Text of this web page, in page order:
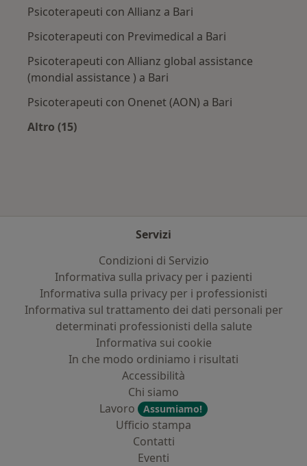
Psicoterapeuti con Allianz a Bari
Psicoterapeuti con Previmedical a Bari
Psicoterapeuti con Allianz global assistance
(mondial assistance ) a Bari
Psicoterapeuti con Onenet (AON) a Bari
Altro (15)
Servizi
Condizioni di Servizio
Informativa sulla privacy per i pazienti
Informativa sulla privacy per i professionisti
Informativa sul trattamento dei dati personali per
determinati professionisti della salute
Informativa sui cookie
In che modo ordiniamo i risultati
Accessibilità
Chi siamo
Lavoro
Assumiamo!
Ufficio stampa
Contatti
Eventi